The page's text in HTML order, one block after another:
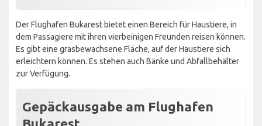
Der Flughafen Bukarest bietet einen Bereich für Haustiere, in
dem Passagiere mit ihren vierbeinigen Freunden reisen können.
Es gibt eine grasbewachsene Fläche, auf der Haustiere sich
erleichtern können. Es stehen auch Bänke und Abfallbehälter
zur Verfügung.
Gepäckausgabe am Flughafen